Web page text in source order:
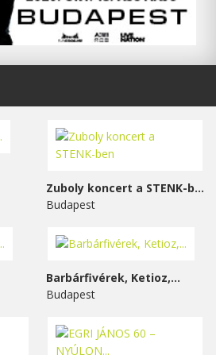
Zuboly koncert a STENK-ben
Budapest
Barbárfivérek, Ketioz,...
Budapest